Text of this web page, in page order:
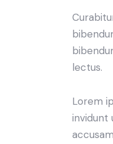
lectus.
Lorem
invidunt